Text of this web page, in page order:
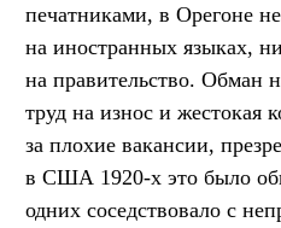
печатниками, в Орегоне
на иностранных языках,
на правительство. Обман
труд на износ и жестокая
за плохие вакансии,
в США 1920-х это было
одних соседствовало с